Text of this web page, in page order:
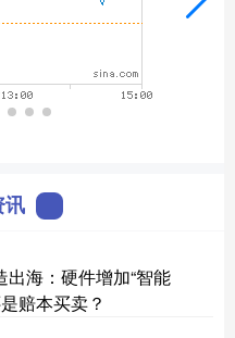
讯
海：硬件增加“智能
赔本买卖？